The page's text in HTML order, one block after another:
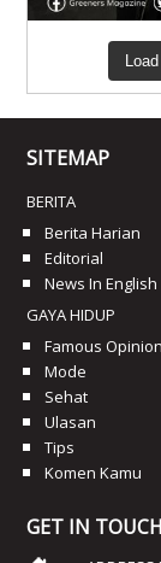
SITEMAP
BERITA
Berita Harian
Editorial
News In English
GAYA HIDUP
Famous Opinion
Mode
Sehat
Ulasan
Tips
Komen Kamu
GET IN TOUCH